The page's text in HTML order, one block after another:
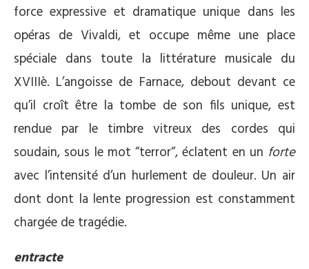
force expressive et dramatique unique dans les
opéras de Vivaldi, et occupe même une place
spéciale dans toute la littérature musicale du
XVIIIè. L’angoisse de Farnace, debout devant ce
qu’il croît être la tombe de son fils unique, est
rendue par le timbre vitreux des cordes qui
soudain, sous le mot “terror“, éclatent en un forte
avec l’intensité d’un hurlement de douleur. Un air
dont dont la lente progression est constamment
chargée de tragédie.
entracte